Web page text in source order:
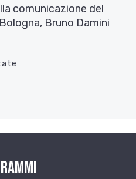
comunicazione del
Bruno Damini